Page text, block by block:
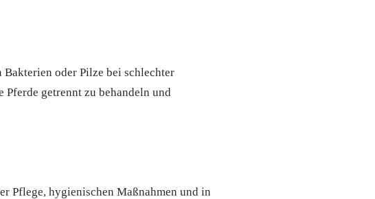
oder Pilze bei schlechter
getrennt zu behandeln und
Pflege, hygienischen Maßnahmen und in